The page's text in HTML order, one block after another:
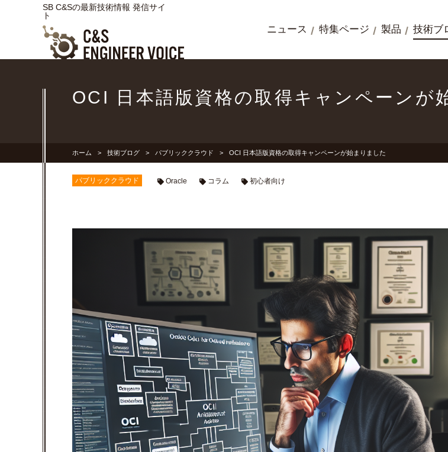
SB C&Sの最新技術情報 発信サイ
ト
ニュース 特集ページ 製品 技術ブ
OCI 日本語版資格の取得キャンペーンが
ホーム 技術ブログ パブリッククラウド OCI 日本語版資格の取得キャンペーンが始まりました
パブリッククラウド Oracle コラム 初心者向け